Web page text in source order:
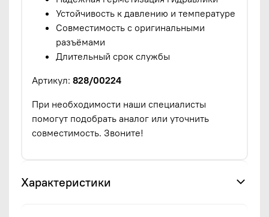
Устойчивость к давлению и температуре
Совместимость с оригинальными
разъёмами
Длительный срок службы
Артикул: 828/00224
При необходимости наши специалисты
помогут подобрать аналог или уточнить
совместимость. Звоните!
Характеристики